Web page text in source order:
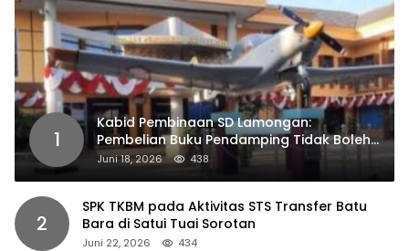
1
Kabid Pembinaan SD Lamongan:
Pembelian Buku Pendamping Tidak Boleh
Dipaksakan
Juni 18, 2026 438
2
SPK TKBM pada Aktivitas STS Transfer Batu
Bara di Satui Tuai Sorotan
Juni 22, 2026 434